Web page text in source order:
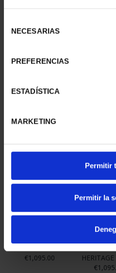
NECESARIAS
PREFERENCIAS
ESTADÍSTICA
MARKETING
Permitir
Permitir la
UNESCO logo accompanied,
the World Heritage Convention.
The reverse shows an image of
de La Laguna in Tenerife, with
of verode.
€1,095.00